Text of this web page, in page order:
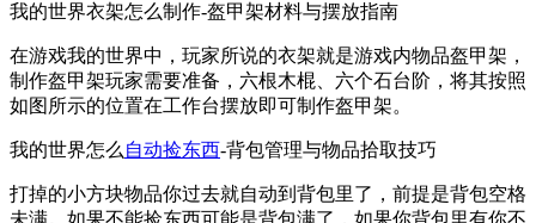
我的世界衣架怎么制作-盔甲架材料与摆放指南
在游戏我的世界中，玩家所说的衣架就是游戏内物品盔甲架，
制作盔甲架玩家需要准备，六根木棍、六个石台阶，将其按照
如图所示的位置在工作台摆放即可制作盔甲架。
我的世界怎么 自动捡东西-背包管理与物品拾取技巧
打掉的小方块物品你过去就自动到背包里了，前提是背包空格
未满。如果不能捡东西可能是背包满了，如果你背包里有你不